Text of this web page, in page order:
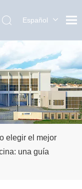
Español
Pусский
elegir el mejor
una guía